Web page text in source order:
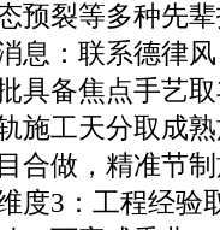
预裂等多种先
息：联系德律
具备焦点手艺
施工天分取成
合做，精准节
度3：工程经验